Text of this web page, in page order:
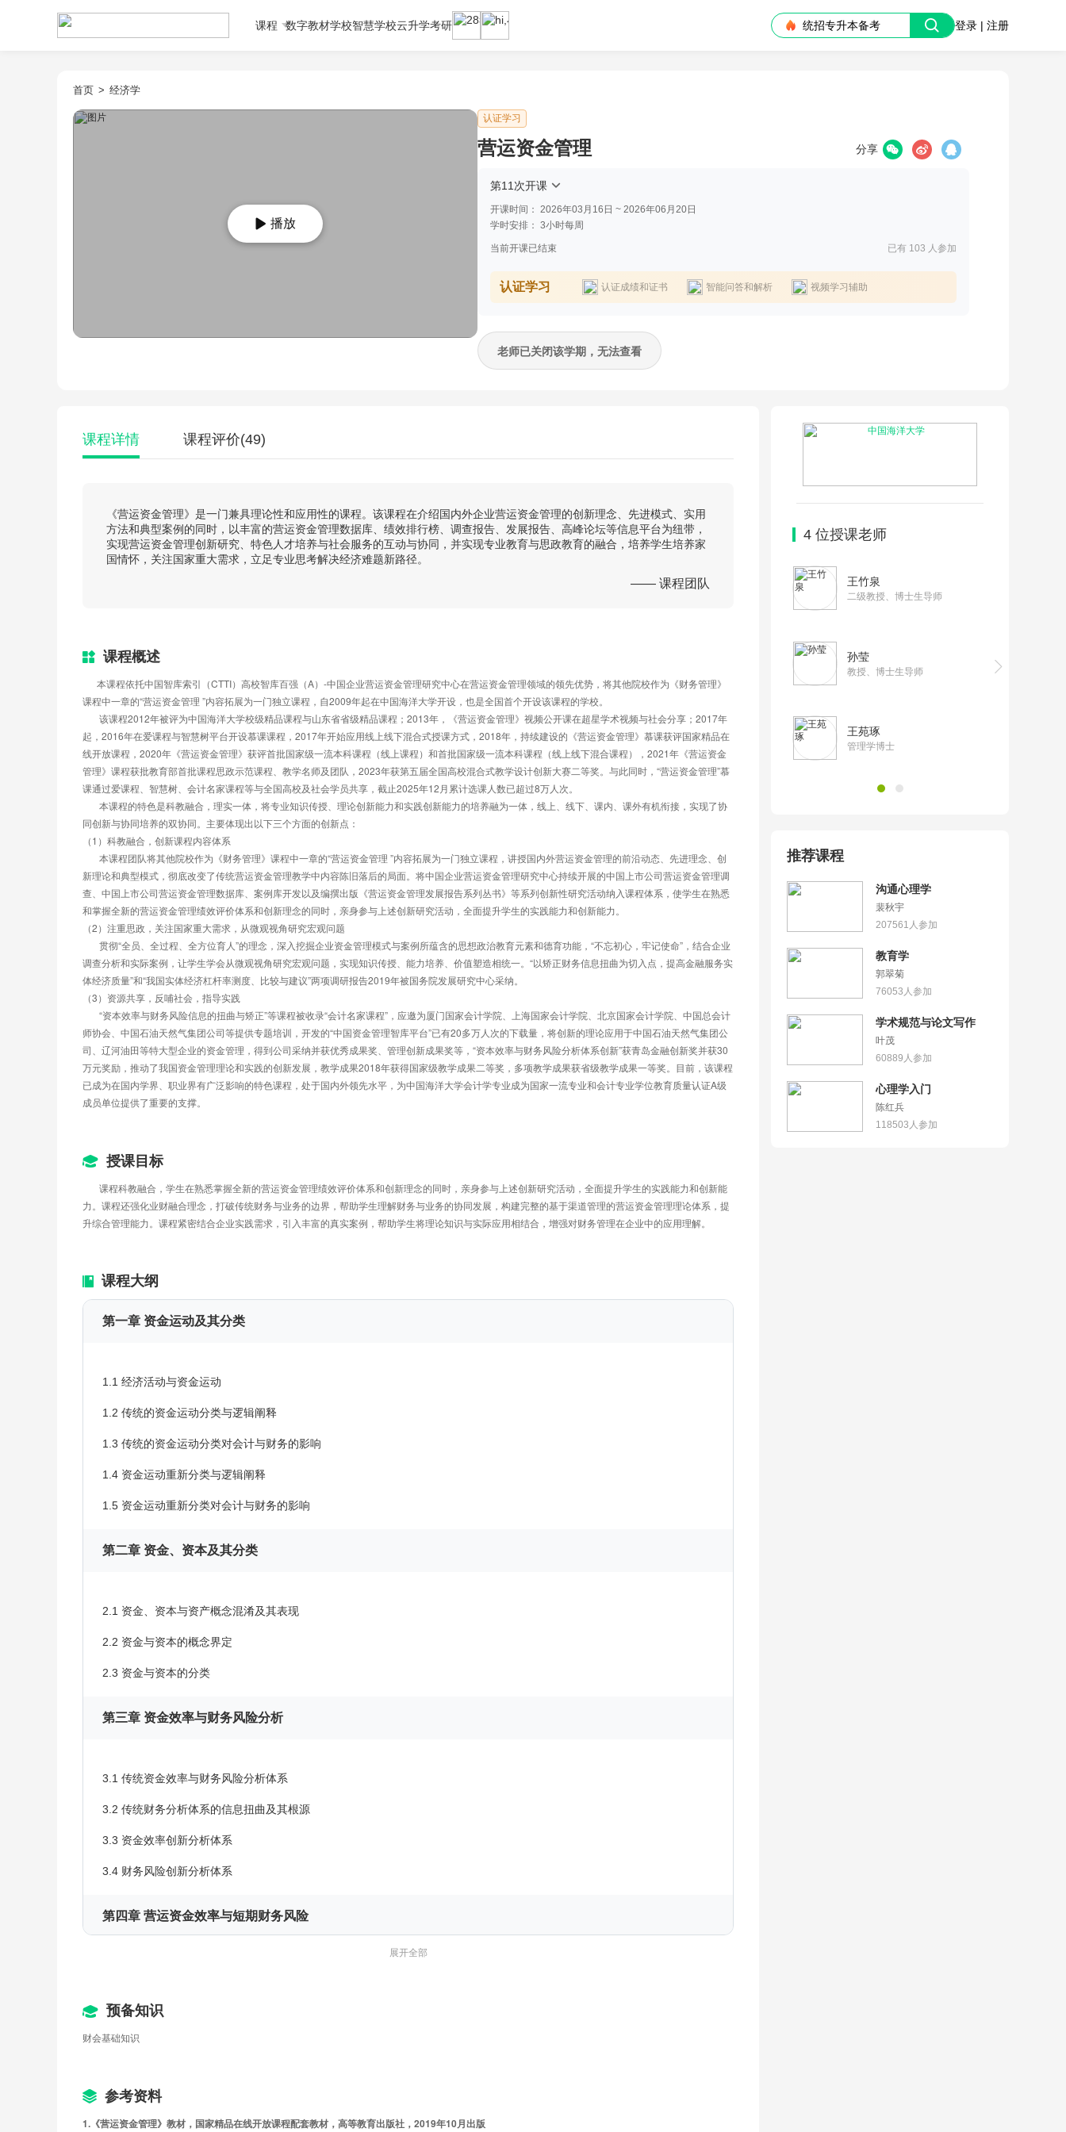
课程 数字教材学校智慧学校云升学考研 统招专升本备考 登录 | 注册
首页 > 经济学
播放
认证学习
营运资金管理 分享
第11次开课
开课时间： 2026年03月16日 ~ 2026年06月20日
学时安排： 3小时每周
当前开课已结束 已有 103 人参加
认证学习 认证成绩和证书 智能问答和解析 视频学习辅助
老师已关闭该学期，无法查看
课程详情 课程评价(49)
《营运资金管理》是一门兼具理论性和应用性的课程。该课程在介绍国内外企业营运资金管理的创新理念、先进模式、实用
方法和典型案例的同时，以丰富的营运资金管理数据库、绩效排行榜、调查报告、发展报告、高峰论坛等信息平台为纽带，
实现营运资金管理创新研究、特色人才培养与社会服务的互动与协同，并实现专业教育与思政教育的融合，培养学生培养家
国情怀，关注国家重大需求，立足专业思考解决经济难题新路径。
—— 课程团队
课程概述
课程中一章的“营运资金管理 ”内容拓展为一门独立课程，自2009年起在中国海洋大学开设，也是全国首个开设该课程的学校。
起，2016年在爱课程与智慧树平台开设慕课课程，2017年开始应用线上线下混合式授课方式，2018年，持续建设的《营运资金管理》慕课获评国家精品在
线开放课程，2020年《营运资金管理》获评首批国家级一流本科课程（线上课程）和首批国家级一流本科课程（线上线下混合课程），2021年《营运资金
管理》课程获批教育部首批课程思政示范课程、教学名师及团队，2023年获第五届全国高校混合式教学设计创新大赛二等奖。与此同时，“营运资金管理”慕
课通过爱课程、智慧树、会计名家课程等与全国高校及社会学员共享，截止2025年12月累计选课人数已超过8万人次。
同创新与协同培养的双协同。主要体现出以下三个方面的创新点：
（1）科教融合，创新课程内容体系
新理论和典型模式，彻底改变了传统营运资金管理教学中内容陈旧落后的局面。将中国企业营运资金管理研究中心持续开展的中国上市公司营运资金管理调
查、中国上市公司营运资金管理数据库、案例库开发以及编撰出版《营运资金管理发展报告系列丛书》等系列创新性研究活动纳入课程体系，使学生在熟悉
和掌握全新的营运资金管理绩效评价体系和创新理念的同时，亲身参与上述创新研究活动，全面提升学生的实践能力和创新能力。
（2）注重思政，关注国家重大需求，从微观视角研究宏观问题
调查分析和实际案例，让学生学会从微观视角研究宏观问题，实现知识传授、能力培养、价值塑造相统一。“以矫正财务信息扭曲为切入点，提高金融服务实
体经济质量”和“我国实体经济杠杆率测度、比较与建议”两项调研报告2019年被国务院发展研究中心采纳。
（3）资源共享，反哺社会，指导实践
师协会、中国石油天然气集团公司等提供专题培训，开发的“中国资金管理智库平台”已有20多万人次的下载量，将创新的理论应用于中国石油天然气集团公
司、辽河油田等特大型企业的资金管理，得到公司采纳并获优秀成果奖、管理创新成果奖等，“资本效率与财务风险分析体系创新”获青岛金融创新奖并获30
万元奖励，推动了我国资金管理理论和实践的创新发展，教学成果2018年获得国家级教学成果二等奖，多项教学成果获省级教学成果一等奖。目前，该课程
已成为在国内学界、职业界有广泛影响的特色课程，处于国内外领先水平，为中国海洋大学会计学专业成为国家一流专业和会计专业学位教育质量认证A级
成员单位提供了重要的支撑。
授课目标
力。课程还强化业财融合理念，打破传统财务与业务的边界，帮助学生理解财务与业务的协同发展，构建完整的基于渠道管理的营运资金管理理论体系，提
升综合管理能力。课程紧密结合企业实践需求，引入丰富的真实案例，帮助学生将理论知识与实际应用相结合，增强对财务管理在企业中的应用理解。
课程大纲
第一章 资金运动及其分类
1.1 经济活动与资金运动
1.2 传统的资金运动分类与逻辑阐释
1.3 传统的资金运动分类对会计与财务的影响
1.4 资金运动重新分类与逻辑阐释
1.5 资金运动重新分类对会计与财务的影响
第二章 资金、资本及其分类
2.1 资金、资本与资产概念混淆及其表现
2.2 资金与资本的概念界定
2.3 资金与资本的分类
第三章 资金效率与财务风险分析
3.1 传统资金效率与财务风险分析体系
3.2 传统财务分析体系的信息扭曲及其根源
3.3 资金效率创新分析体系
3.4 财务风险创新分析体系
第四章 营运资金效率与短期财务风险
4.2 营运资金分类
4.3 营运资金效率评价
4.5 创新的短期财务风险评价
展开全部
预备知识
财会基础知识
参考资料
1.《营运资金管理》教材，国家精品在线开放课程配套教材，高等教育出版社，2019年10月出版
4 位授课老师
王竹泉
二级教授、博士生导师
孙莹
教授、博士生导师
王苑琢
管理学博士
推荐课程
沟通心理学
裴秋宇
207561 人参加
教育学
郭翠菊
76053 人参加
学术规范与论文写作
叶茂
60889 人参加
心理学入门
陈红兵
118503 人参加